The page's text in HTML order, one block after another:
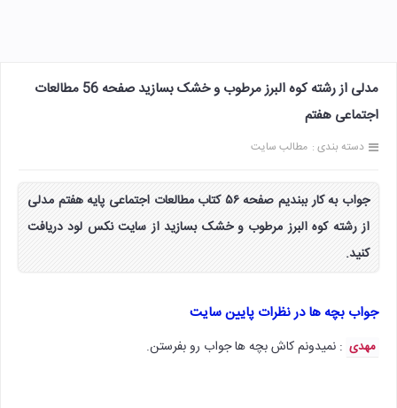
مدلی از رشته کوه البرز مرطوب و خشک بسازید صفحه 56 مطالعات
اجتماعی هفتم
دسته بندی : مطالب سایت
جواب به کار ببندیم صفحه ۵۶ کتاب مطالعات اجتماعی پایه هفتم مدلی
از رشته کوه البرز مرطوب و خشک بسازید از سایت نکس لود دریافت
کنید.
جواب بچه ها در نظرات پایین سایت
مهدی : نمیدونم کاش بچه ها جواب رو بفرستن.